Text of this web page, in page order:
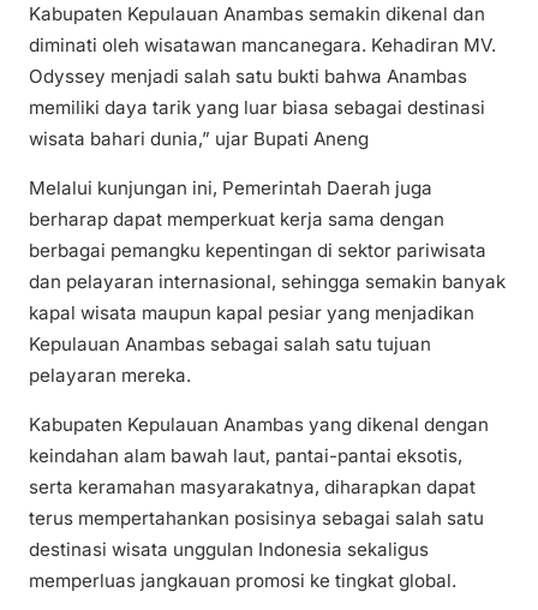
Kabupaten Kepulauan Anambas semakin dikenal dan
diminati oleh wisatawan mancanegara. Kehadiran MV.
Odyssey menjadi salah satu bukti bahwa Anambas
memiliki daya tarik yang luar biasa sebagai destinasi
wisata bahari dunia,” ujar Bupati Aneng
Melalui kunjungan ini, Pemerintah Daerah juga
berharap dapat memperkuat kerja sama dengan
berbagai pemangku kepentingan di sektor pariwisata
dan pelayaran internasional, sehingga semakin banyak
kapal wisata maupun kapal pesiar yang menjadikan
Kepulauan Anambas sebagai salah satu tujuan
pelayaran mereka.
Kabupaten Kepulauan Anambas yang dikenal dengan
keindahan alam bawah laut, pantai-pantai eksotis,
serta keramahan masyarakatnya, diharapkan dapat
terus mempertahankan posisinya sebagai salah satu
destinasi wisata unggulan Indonesia sekaligus
memperluas jangkauan promosi ke tingkat global.